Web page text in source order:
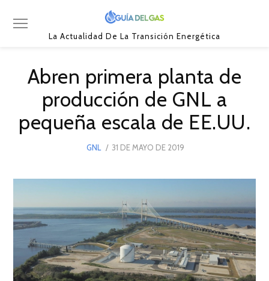
La Actualidad De La Transición Energética
Abren primera planta de
producción de GNL a
pequeña escala de EE.UU.
GNL
POSTED
31 DE MAYO DE 2019